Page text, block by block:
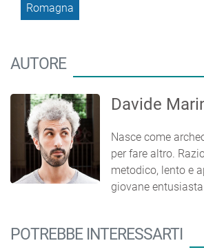
Romagna
AUTORE
Davide
Nasce come
per fare altro.
metodico, lento e
giovane
POTREBBE INTERESSARTI